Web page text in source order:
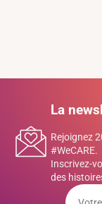
La
Rejoignez
#WeCARE.
Inscrivez-
des